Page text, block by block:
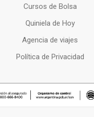
Cursos de Bolsa
Quiniela de Hoy
Agencia de viajes
Política de Privacidad